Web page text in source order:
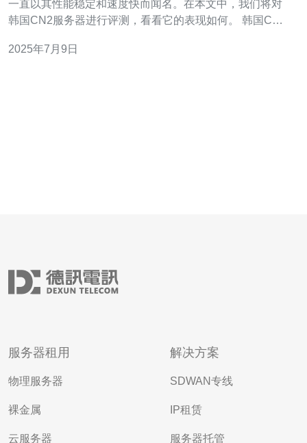
一直以其性能稳定和速度快而闻名。在本文中，我们将对
韩国CN2服务器进行评测，看看它的表现如何。 韩国CN2
况。这对于需要长时间在线的网站或应用程序来说非常重
2025年7月9日
服务器租用
物理服务器
裸金属
云服务器
解决方案
SDWAN专线
IP租赁
服务器托管